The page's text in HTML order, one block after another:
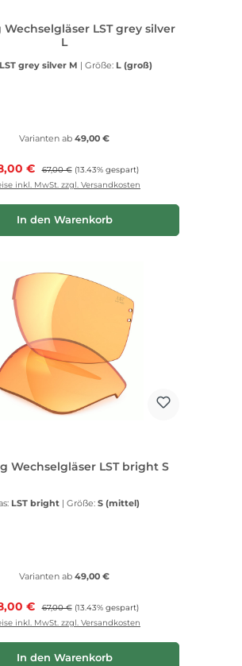
LST grey silver
L
LST grey silver M | Größe: L (groß)
Varianten ab 49,00 €
€ Regulärer Preis:
67,00 € (13.43% gespart)
inkl. MwSt. zzgl. Versandkosten
In den Warenkorb
Wechselgläser LST bright S
LST bright | Größe: S (mittel)
Varianten ab 49,00 €
€ Regulärer Preis:
67,00 € (13.43% gespart)
inkl. MwSt. zzgl. Versandkosten
In den Warenkorb